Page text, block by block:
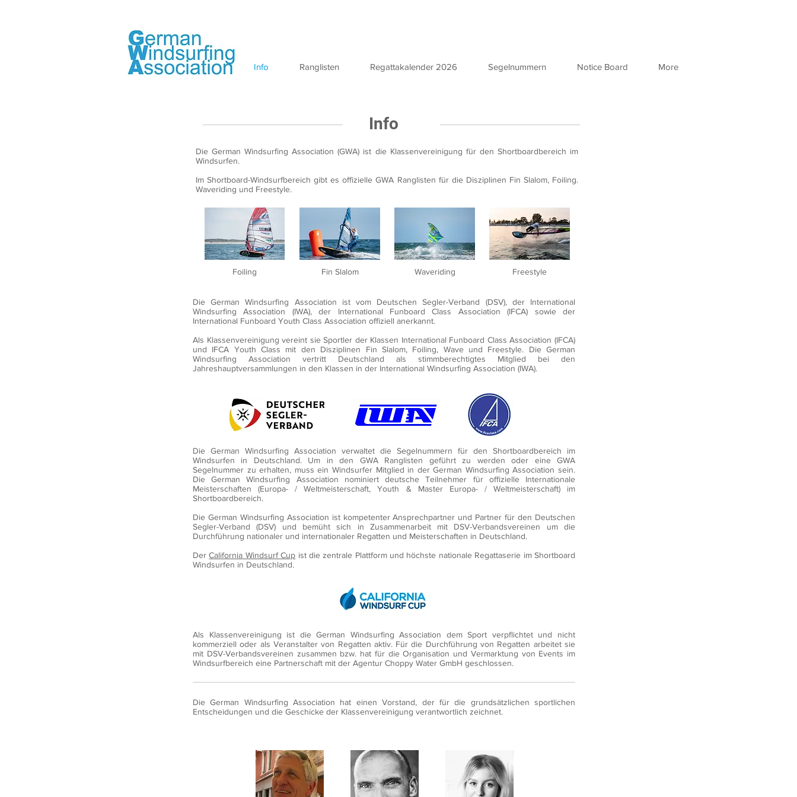
Info Ranglisten Regattakalender 2026 Segelnummern Notice Board More
Info
Die German Windsurfing Association (GWA) ist die Klassenvereinigung für den Shortboardbereich im
Windsurfen.
Im Shortboard-Windsurfbereich gibt es offizielle GWA Ranglisten für die Disziplinen Fin Slalom, Foiling.
Waveriding und Freestyle.
Foiling Fin Slalom Waveriding Freestyle
Die German Windsurfing Association ist vom Deutschen Segler-Verband (DSV), der International
Windsurfing Association (IWA), der International Funboard Class Association (IFCA) sowie der
International Funboard Youth Class Association offiziell anerkannt.
Als Klassenvereinigung vereint sie Sportler der Klassen International Funboard Class Association (IFCA)
und IFCA Youth Class mit den Disziplinen Fin Slalom, Foiling, Wave und Freestyle. Die German
Windsurfing Association vertritt Deutschland als stimmberechtigtes Mitglied bei den
Jahreshauptversammlungen in den Klassen in der International Windsurfing Association (IWA).
Die German Windsurfing Association verwaltet die Segelnummern für den Shortboardbereich im
Windsurfen in Deutschland. Um in den GWA Ranglisten geführt zu werden oder eine GWA
Segelnummer zu erhalten, muss ein Windsurfer Mitglied in der German Windsurfing Association sein.
Die German Windsurfing Association nominiert deutsche Teilnehmer für offizielle Internationale
Meisterschaften (Europa- / Weltmeisterschaft, Youth & Master Europa- / Weltmeisterschaft) im
Shortboardbereich.
Die German Windsurfing Association ist kompetenter Ansprechpartner und Partner für den Deutschen
Segler-Verband (DSV) und bemüht sich in Zusammenarbeit mit DSV-Verbandsvereinen um die
Durchführung nationaler und internationaler Regatten und Meisterschaften in Deutschland.
DerCalifornia Windsurf Cup ist die zentrale Plattform und höchste nationale Regattaserie im Shortboard
Windsurfen in Deutschland.
Als Klassenvereinigung ist die German Windsurfing Association dem Sport verpflichtet und nicht
kommerziell oder als Veranstalter von Regatten aktiv. Für die Durchführung von Regatten arbeitet sie
mit DSV-Verbandsvereinen zusammen bzw. hat für die Organisation und Vermarktung von Events im
Windsurfbereich eine Partnerschaft mit der Agentur Choppy Water GmbH geschlossen.
Die German Windsurfing Association hat einen Vorstand, der für die grundsätzlichen sportlichen
Entscheidungen und die Geschicke der Klassenvereinigung verantwortlich zeichnet.